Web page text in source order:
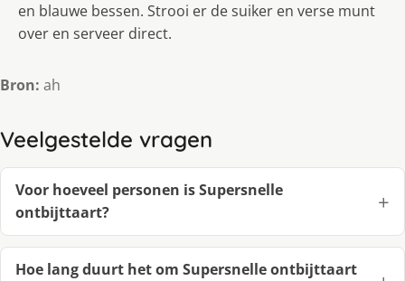
en blauwe bessen. Strooi er de suiker en verse munt
over en serveer direct.
Bron: ah
Veelgestelde vragen
Voor hoeveel personen is Supersnelle
ontbijttaart?
Hoe lang duurt het om Supersnelle ontbijttaart